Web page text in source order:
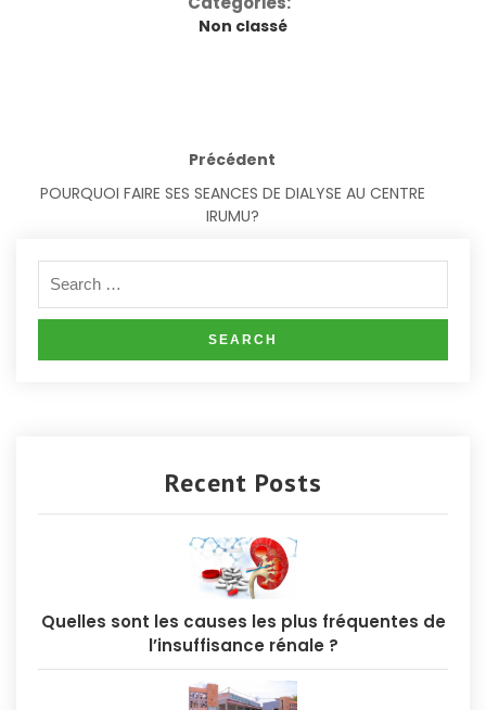
Non classé
Précédent
POURQUOI FAIRE SES SEANCES DE DIALYSE AU CENTRE
IRUMU?
Recent Posts
Quelles sont les causes les plus fréquentes de
l’insuffisance rénale ?